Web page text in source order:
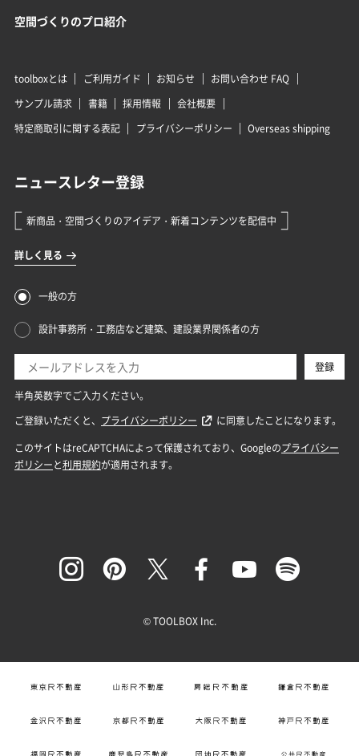
空間づくりのプロ紹介
toolboxとは ご利用ガイド お知らせ
お問い合わせ FAQ
サンプル請求
書籍 採用情報
会社概要
特定商取引に関する表記
プライバシーポリシー Overseas shipping
© TOOLBOX Inc.